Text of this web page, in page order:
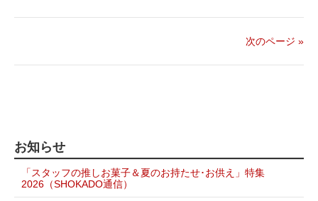
る
る
次のページ »
お知らせ
「スタッフの推しお菓子＆夏のお持たせ･お供え」特集
2026（SHOKADO通信）